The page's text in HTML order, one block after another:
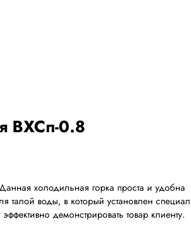
ВХСп-0.8
холодильная горка проста и удобна
воды, в который установлен
демонстрировать товар клиенту.